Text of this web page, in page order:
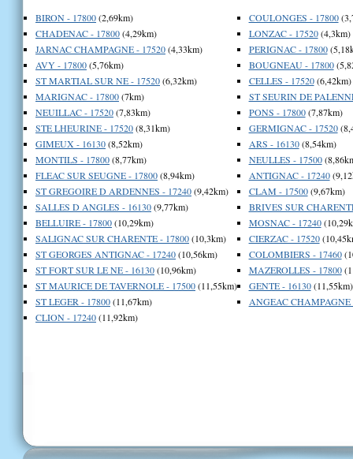
BIRON - 17800(2,69km)
CHADENAC - 17800(4,29km)
JARNAC CHAMPAGNE - 17520(4,33km)
AVY - 17800(5,76km)
ST MARTIAL SUR NE - 17520(6,32km)
MARIGNAC - 17800(7km)
NEUILLAC - 17520(7,83km)
STE LHEURINE - 17520(8,31km)
GIMEUX - 16130(8,52km)
MONTILS - 17800(8,77km)
FLEAC SUR SEUGNE - 17800(8,94km)
ST GREGOIRE D ARDENNES - 17240(9,42km)
SALLES D ANGLES - 16130(9,77km)
BELLUIRE - 17800(10,29km)
SALIGNAC SUR CHARENTE - 17800(10,3km)
ST GEORGES ANTIGNAC - 17240(10,56km)
ST FORT SUR LE NE - 16130(10,96km)
ST MAURICE DE TAVERNOLE - 17500(11,55km)
ST LEGER - 17800(11,67km)
CLION - 17240(11,92km)
COULONGES - 17800
LONZAC - 17520(4,3km)
PERIGNAC - 17800
BOUGNEAU - 17800
CELLES - 17520(6,42km)
ST SEURIN DE
PONS - 17800(7,87km)
GERMIGNAC - 17520
ARS - 16130(8,54km)
NEULLES - 17500
ANTIGNAC - 17240
CLAM - 17500(9,67km)
BRIVES SUR
MOSNAC - 17240
CIERZAC - 17520
COLOMBIERS - 17460
MAZEROLLES - 17800
GENTE - 16130(11,55km)
ANGEAC CHAMPAGNE